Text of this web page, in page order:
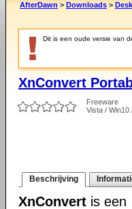
AfterDawn > Downloads >
Dit is een oude versie van
XnConvert
Freeware
Vista / Win10
Beschrijving
XnConvert is een